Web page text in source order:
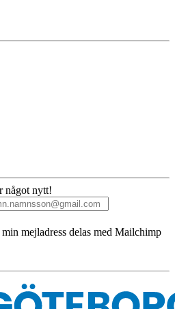
något nytt!
mejladress delas med Mailchimp